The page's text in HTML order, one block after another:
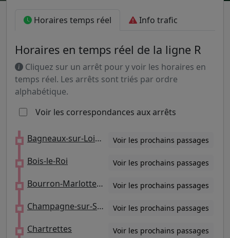
Horaires temps réel Info trafic
Horaires en temps réel de la ligne R
Cliquez sur un arrêt pour y voir les horaires en
temps réel. Les arrêts sont triés par ordre
alphabétique.
Voir les correspondances aux arrêts
Bagneaux-sur-Loing Voir les prochains passages
Bois-le-Roi Voir les prochains passages
Bourron-Marlotte - Grez Voir les prochains passages
Champagne-sur-Seine Voir les prochains passages
Chartrettes Voir les prochains passages